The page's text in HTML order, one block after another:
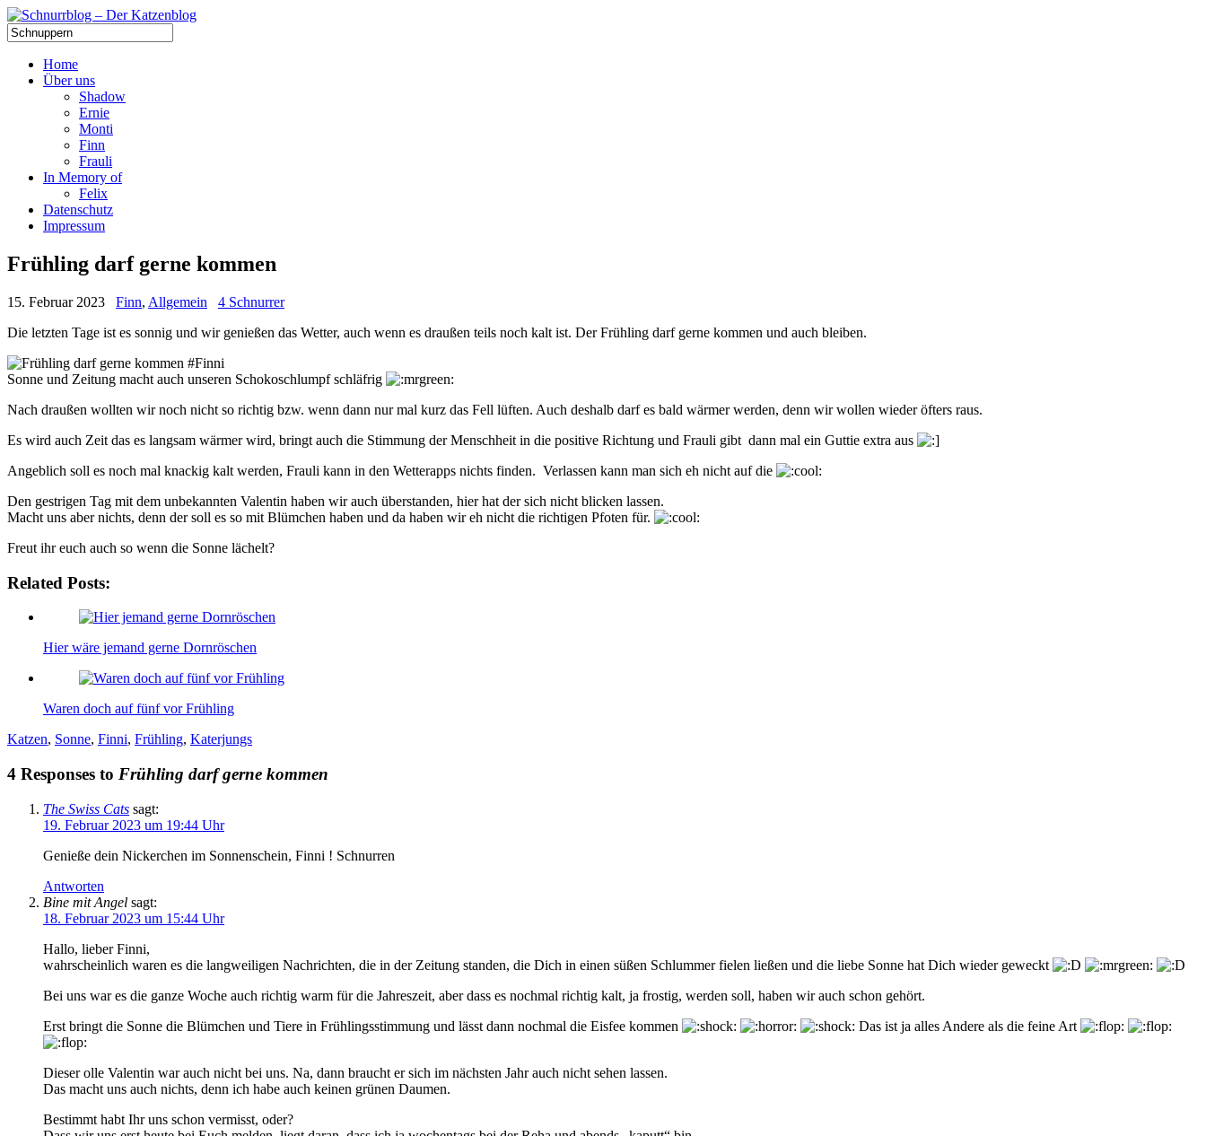
Home
Über uns
Shadow
Ernie
Monti
Finn
Frauli
In Memory of
Felix
Datenschutz
Impressum
Frühling darf gerne kommen
15. Februar 2023 Finn, Allgemein
4 Schnurrer
Die letzten Tage ist es sonnig und wir genießen das Wetter, auch wenn es draußen teils noch kalt ist. Der Frühling darf gerne kommen und auch bleiben.
Sonne und Zeitung macht auch unseren Schokoschlumpf schläfrig
Nach draußen wollten wir noch nicht so richtig bzw. wenn dann nur mal kurz das Fell lüften. Auch deshalb darf es bald wärmer werden, denn wir wollen wieder öfters raus.
Es wird auch Zeit das es langsam wärmer wird, bringt auch die Stimmung der Menschheit in die positive Richtung und Frauli gibt dann mal ein Guttie extra aus
Angeblich soll es noch mal knackig kalt werden, Frauli kann in den Wetterapps nichts finden. Verlassen kann man sich eh nicht auf die
Den gestrigen Tag mit dem unbekannten Valentin haben wir auch überstanden, hier hat der sich nicht blicken lassen.
Macht uns aber nichts, denn der soll es so mit Blümchen haben und da haben wir eh nicht die richtigen Pfoten für.
Freut ihr euch auch so wenn die Sonne lächelt?
Related Posts:
Hier wäre jemand gerne Dornröschen
Waren doch auf fünf vor Frühling
Katzen, Sonne, Finni, Frühling, Katerjungs
4 Responses to Frühling darf gerne kommen
The Swiss Cats sagt:
19. Februar 2023 um 19:44 Uhr
Genieße dein Nickerchen im Sonnenschein, Finni ! Schnurren
Antworten
Bine mit Angel sagt:
18. Februar 2023 um 15:44 Uhr
Hallo, lieber Finni,
wahrscheinlich waren es die langweiligen Nachrichten, die in der Zeitung standen, die Dich in einen süßen Schlummer fielen ließen und die liebe Sonne hat Dich wieder geweckt
Bei uns war es die ganze Woche auch richtig warm für die Jahreszeit, aber dass es nochmal richtig kalt, ja frostig, werden soll, haben wir auch schon gehört.
Erst bringt die Sonne die Blümchen und Tiere in Frühlingsstimmung und lässt dann nochmal die Eisfee kommen
Das ist ja alles Andere als die feine Art
Dieser olle Valentin war auch nicht bei uns. Na, dann braucht er sich im nächsten Jahr auch nicht sehen lassen.
Das macht uns auch nichts, denn ich habe auch keinen grünen Daumen.
Bestimmt habt Ihr uns schon vermisst, oder?